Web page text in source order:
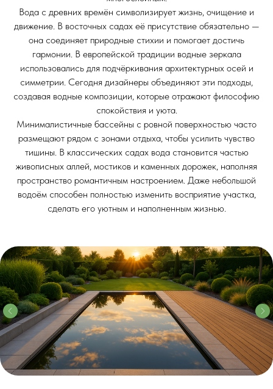
Вода с древних времён символизирует жизнь, очищение и
движение. В восточных садах её присутствие обязательно —
она соединяет природные стихии и помогает достичь
гармонии. В европейской традиции водные зеркала
использовались для подчёркивания архитектурных осей и
симметрии. Сегодня дизайнеры объединяют эти подходы,
создавая водные композиции, которые отражают философию
спокойствия и уюта.
Минималистичные бассейны с ровной поверхностью часто
размещают рядом с зонами отдыха, чтобы усилить чувство
тишины. В классических садах вода становится частью
живописных аллей, мостиков и каменных дорожек, наполняя
пространство романтичным настроением. Даже небольшой
водоём способен полностью изменить восприятие участка,
сделать его уютным и наполненным жизнью.